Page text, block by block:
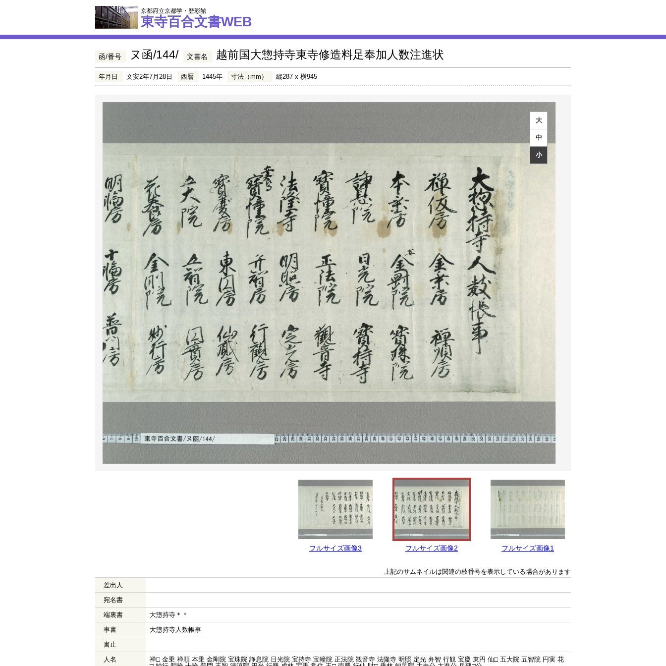
京都府立京都学・歴彩館
東寺百合文書WEB
函/番号 ヌ函/144/ 文書名 越前国大惣持寺東寺修造料足奉加人数注進状
年月日 文安2年7月28日 西暦 1445年 寸法（mm） 縦287 x 横945
大
中
小
フルサイズ画像3 フルサイズ画像2 フルサイズ画像1
上記のサムネイルは関連の枝番号を表示している場合があります
差出人
宛名書
端裏書
大惣持寺＊＊
事書
大惣持寺人数帳事
書止
人名
禅□ 金乗 禅順 本乗 金剛院 宝珠院 諍息院 日光院 宝持寺 宝幢院 正法院 観音寺 法隆寺 明照 定光 弁智 行観 宝慶 東円 仙□ 五大院 五智院 円実 花